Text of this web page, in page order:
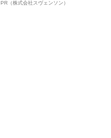
オイ”や“ベタつき”を解消す
PR（株式会社スヴェンソン）